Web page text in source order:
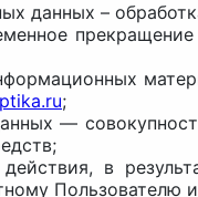
данных –
;
—
в
Пользователю